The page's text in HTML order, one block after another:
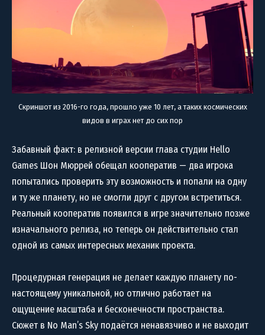
Скриншот из 2016-го года, прошло уже 10 лет, а таких космических
видов в играх нет до сих пор
Забавный факт: в релизной версии глава студии Hello
Games Шон Мюррей обещал кооператив — два игрока
попытались проверить эту возможность и попали на одну
и ту же планету, но не смогли друг с другом встретиться.
Реальный кооператив появился в игре значительно позже
изначального релиза, но теперь он действительно стал
одной из самых интересных механик проекта.
Процедурная генерация не делает каждую планету по-
настоящему уникальной, но отлично работает на
ощущение масштаба и бесконечности пространства.
Сюжет в No Man’s Sky подаётся ненавязчиво и не выходит